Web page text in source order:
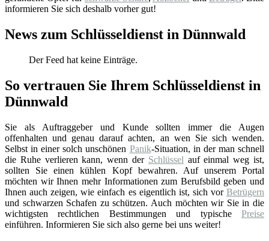
informieren Sie sich deshalb vorher gut!
News zum Schlüsseldienst in Dünnwald
Der Feed hat keine Einträge.
So vertrauen Sie Ihrem Schlüsseldienst in
Dünnwald
Sie als Auftraggeber und Kunde sollten immer die Augen
offenhalten und genau darauf achten, an wen Sie sich wenden.
Selbst in einer solch unschönen Panik-Situation, in der man schnell
die Ruhe verlieren kann, wenn der Schlüssel auf einmal weg ist,
sollten Sie einen kühlen Kopf bewahren. Auf unserem Portal
möchten wir Ihnen mehr Informationen zum Berufsbild geben und
Ihnen auch zeigen, wie einfach es eigentlich ist, sich vor Betrügern
und schwarzen Schafen zu schützen. Auch möchten wir Sie in die
wichtigsten rechtlichen Bestimmungen und typische Preise
einführen. Informieren Sie sich also gerne bei uns weiter!